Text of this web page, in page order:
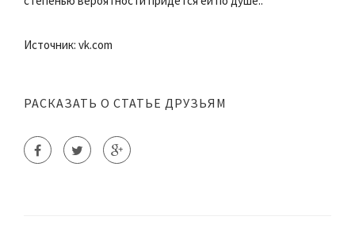
Источник: vk.com
РАСКАЗАТЬ О СТАТЬЕ ДРУЗЬЯМ